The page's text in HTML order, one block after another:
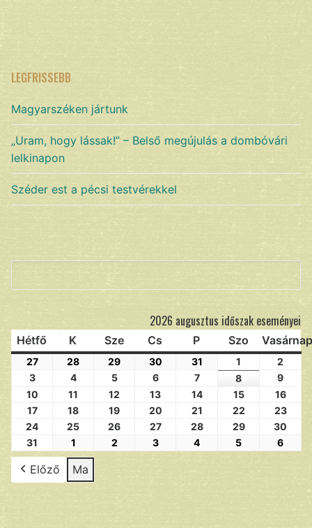
LEGFRISSEBB
Magyarszéken jártunk
„Uram, hogy lássak!” – Belső megújulás a dombóvári
lelkinapon
Széder est a pécsi testvérekkel
2026 augusztus időszak eseményei
Hétfő K Sze Cs P Szo Vasárnap
27 28 29 30 31 1
2
3
4 5 6 7 8
9
10
11 12 13 14 15
16
17
18 19 20 21 22
23
24
25 26 27 28 29
30
31
1 2 3 4 5 6
Előző Ma